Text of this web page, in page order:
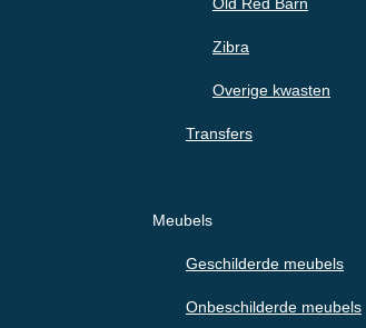
Zibra
Overige kwasten
Transfers
Meubels
Geschilderde meubels
Onbeschilderde meubels